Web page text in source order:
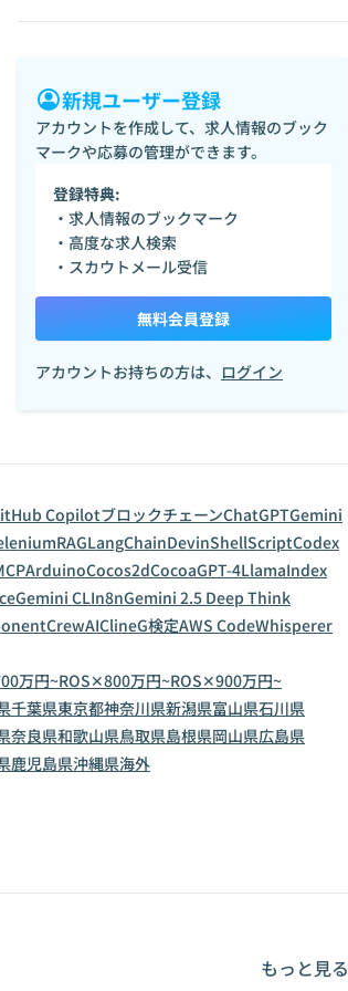
新規ユーザー登録
アカウントを作成して、求人情報のブック
マークや応募の管理ができます。
登録特典:
・求人情報のブックマーク
・高度な求人検索
・スカウトメール受信
無料会員登録
アカウントお持ちの方は、 ログイン
CopilotブロックチェーンChatGPTGemini
RAGLangChainDevinShellScriptCodex
ArduinoCocos2dCocoaGPT-4LlamaIndex
Gemini CLIn8nGemini 2.5 Deep Think
CrewAIClineG検定AWS CodeWhisperer
万円~ROS✕800万円~ROS✕900万円~
千葉県東京都神奈川県新潟県富山県石川県
奈良県和歌山県鳥取県島根県岡山県広島県
鹿児島県沖縄県海外
もっと見る